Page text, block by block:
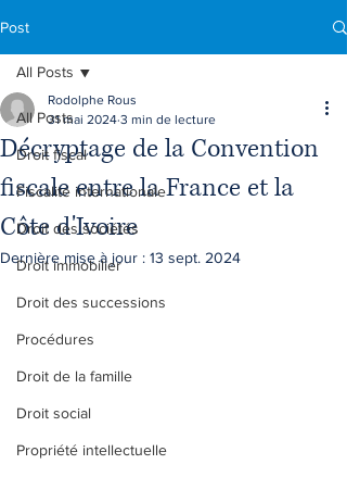
Post
All Posts
Droit fiscal
Fiscalité internationale
Droit des sociétés
Droit immobilier
Droit des successions
Procédures
Droit de la famille
Droit social
Propriété intellectuelle
All Posts
Décryptage de la Convention
fiscale entre la France et la
Côte d'Ivoire
Rodolphe Rous
31 mai 2024 3 min de lecture
Dernière mise à jour : 13 sept. 2024